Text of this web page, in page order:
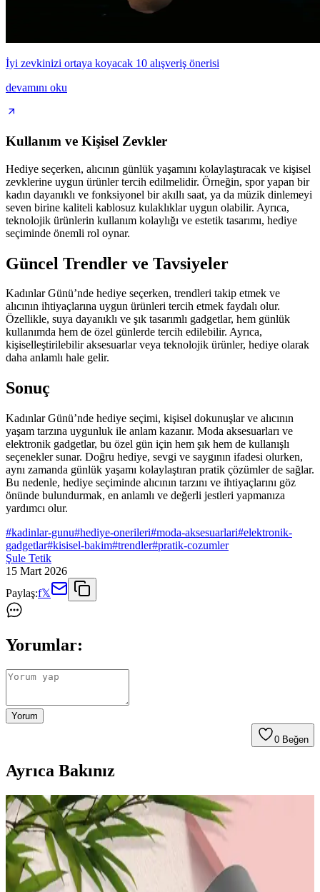
İyi zevkinizi ortaya koyacak 10 alışveriş önerisi
devamını oku
Kullanım ve Kişisel Zevkler
Hediye seçerken, alıcının günlük yaşamını kolaylaştıracak ve kişisel
zevklerine uygun ürünler tercih edilmelidir. Örneğin, spor yapan bir
kadın dayanıklı ve fonksiyonel bir akıllı saat, ya da müzik dinlemeyi
seven birine kaliteli kablosuz kulaklıklar uygun olabilir. Ayrıca,
teknolojik ürünlerin kullanım kolaylığı ve estetik tasarımı, hediye
seçiminde önemli rol oynar.
Güncel Trendler ve Tavsiyeler
Kadınlar Günü’nde hediye seçerken, trendleri takip etmek ve
alıcının ihtiyaçlarına uygun ürünleri tercih etmek faydalı olur.
Özellikle, suya dayanıklı ve şık tasarımlı gadgetlar, hem günlük
kullanımda hem de özel günlerde tercih edilebilir. Ayrıca,
kişiselleştirilebilir aksesuarlar veya teknolojik ürünler, hediye olarak
daha anlamlı hale gelir.
Sonuç
Kadınlar Günü’nde hediye seçimi, kişisel dokunuşlar ve alıcının
yaşam tarzına uygunluk ile anlam kazanır. Moda aksesuarları ve
elektronik gadgetlar, bu özel gün için hem şık hem de kullanışlı
seçenekler sunar. Doğru hediye, sevgi ve saygının ifadesi olurken,
aynı zamanda günlük yaşamı kolaylaştıran pratik çözümler de sağlar.
Bu nedenle, hediye seçiminde alıcının tarzını ve ihtiyaçlarını göz
önünde bulundurmak, en anlamlı ve değerli jestleri yapmanıza
yardımcı olur.
#kadinlar-gunu#hediye-onerileri#moda-aksesuarlari#elektronik-
gadgetlar#kisisel-bakim#trendler#pratik-cozumler
Şule Tetik
15 Mart 2026
Paylaş:f𝕏
Yorumlar:
Yorum
0 Beğen
Ayrıca Bakınız
Kadınlar Günü İçin Elektronik ve Cihaz
Aksesuarlarıyla Anlamlı Hediye Seçenekleri
Kadınlar Günü için anlamlı elektronik aksesuarlar ve mesajlar
taşıyan ürünler, hem fonksiyonel hem de duygusal bağları
güçlendiren hediye seçenekleri sunar.